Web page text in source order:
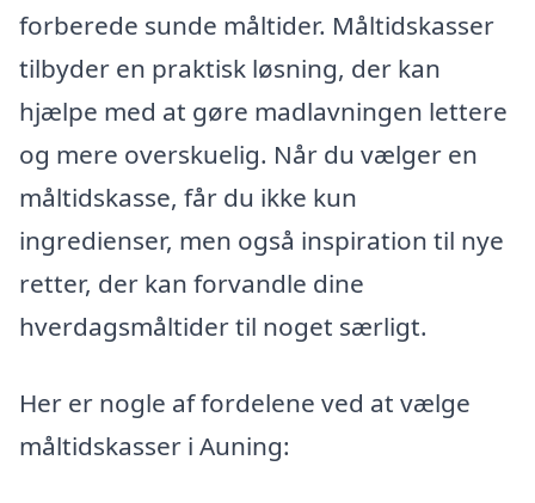
forberede sunde måltider. Måltidskasser
tilbyder en praktisk løsning, der kan
hjælpe med at gøre madlavningen lettere
og mere overskuelig. Når du vælger en
måltidskasse, får du ikke kun
ingredienser, men også inspiration til nye
retter, der kan forvandle dine
hverdagsmåltider til noget særligt.
Her er nogle af fordelene ved at vælge
måltidskasser i Auning: